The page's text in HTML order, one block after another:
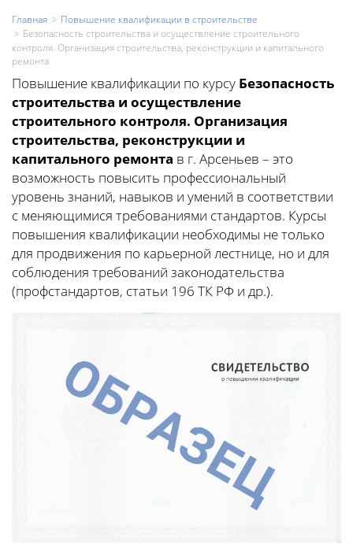
Главная
Повышение квалификации в строительстве
Безопасность строительства и осуществление строительного
контроля. Организация строительства, реконструкции и капитального
ремонта
Повышение квалификации по курсу Безопасность
строительства и осуществление
строительного контроля. Организация
строительства, реконструкции и
капитального ремонта в г. Арсеньев – это
возможность повысить профессиональный
уровень знаний, навыков и умений в соответствии
с меняющимися требованиями стандартов. Курсы
повышения квалификации необходимы не только
для продвижения по карьерной лестнице, но и для
соблюдения требований законодательства
(профстандартов, статьи 196 ТК РФ и др.).